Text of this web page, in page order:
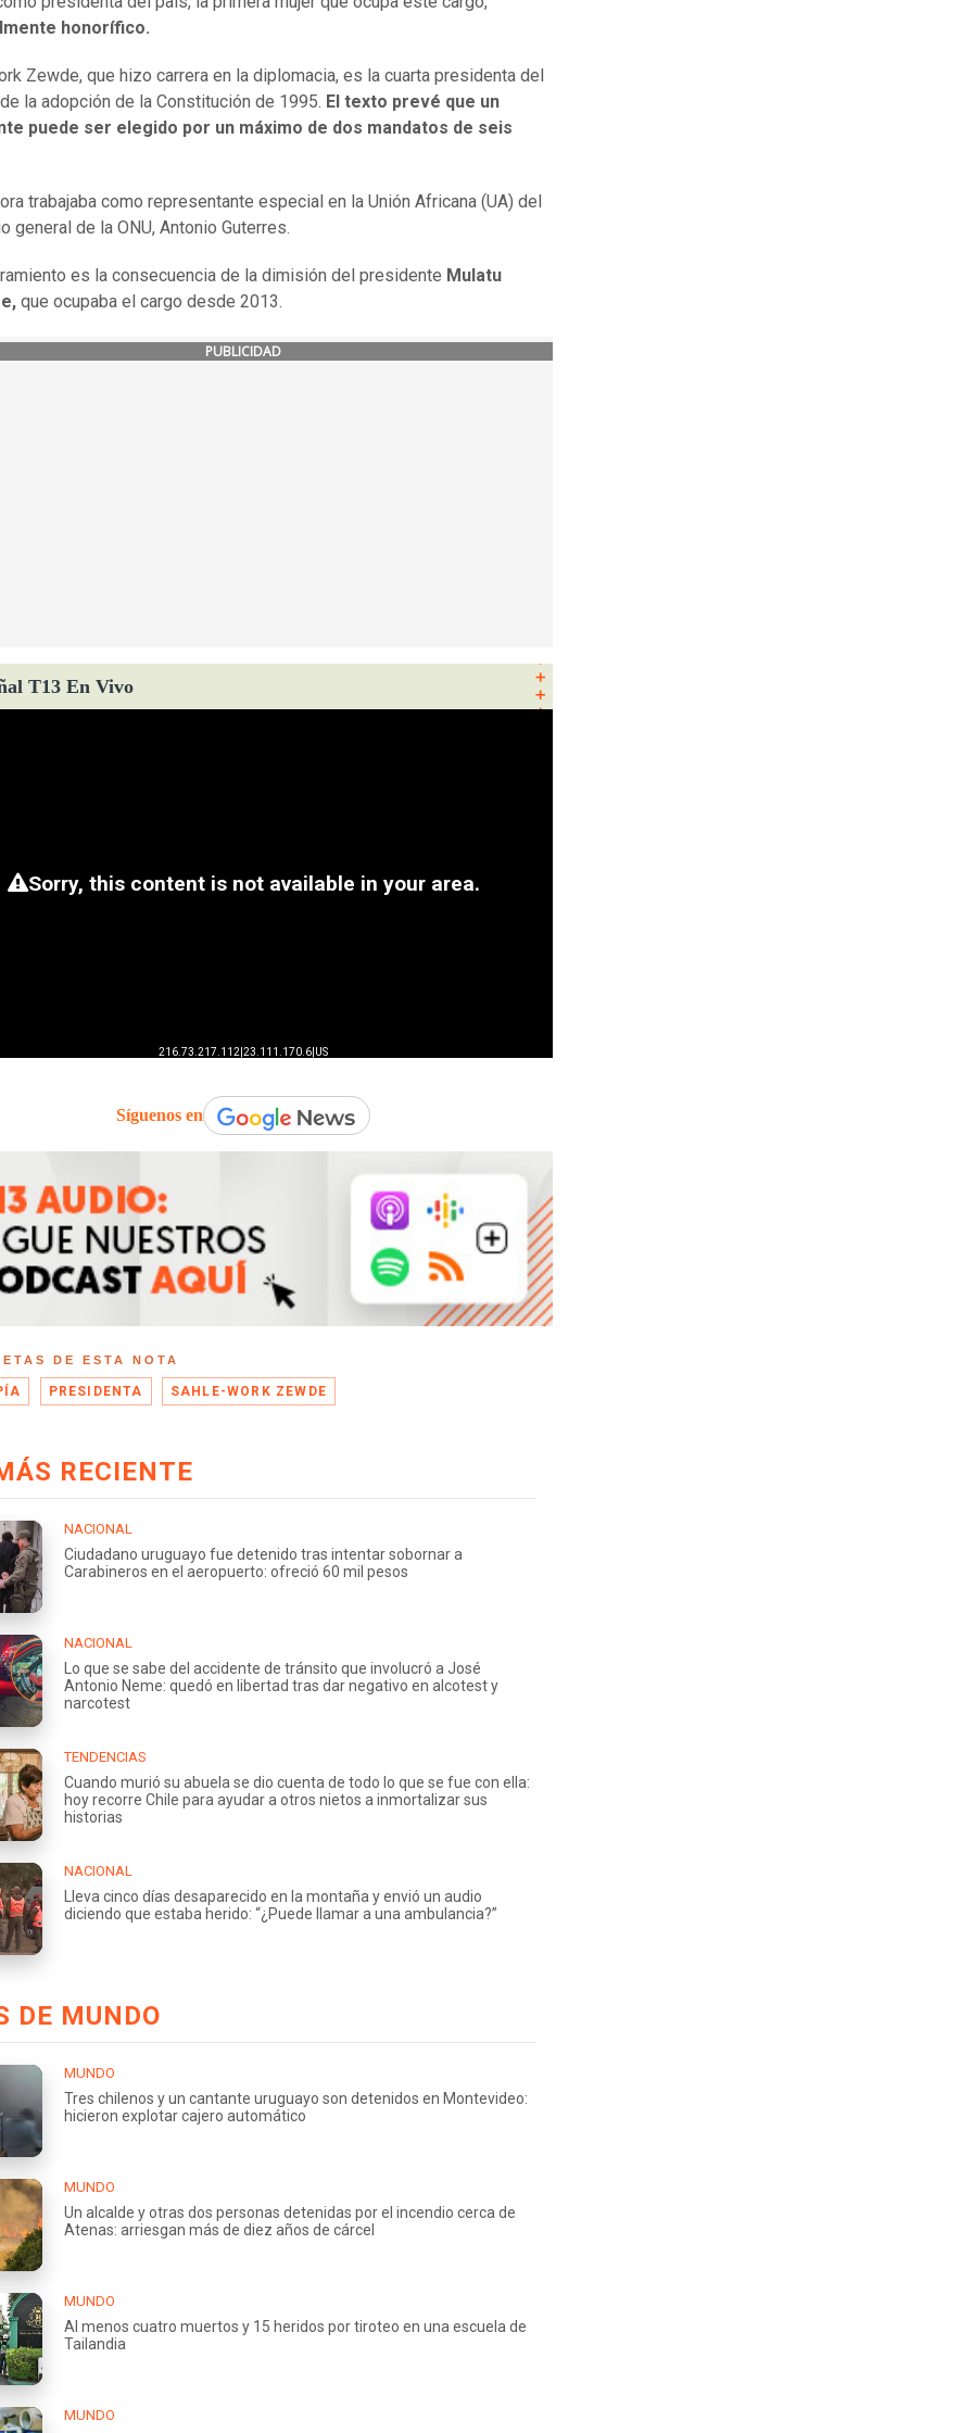
honorífico.
Zewde, que hizo carrera en la diplomacia, es la cuarta presidenta del
la adopción de la Constitución de 1995. El texto prevé que un
puede ser elegido por un máximo de dos mandatos de seis
trabajaba como representante especial en la Unión Africana (UA) del
general de la ONU, Antonio Guterres.
es la consecuencia de la dimisión del presidente Mulatu
que ocupaba el cargo desde 2013.
PUBLICIDAD
T13 En Vivo
Síguenos en
DE ESTA NOTA
PRESIDENTA SAHLE-WORK ZEWDE
RECIENTE
NACIONAL
Ciudadano uruguayo fue detenido tras intentar sobornar a
Carabineros en el aeropuerto: ofreció 60 mil pesos
NACIONAL
Lo que se sabe del accidente de tránsito que involucró a José
Antonio Neme: quedó en libertad tras dar negativo en alcotest y
narcotest
TENDENCIAS
Cuando murió su abuela se dio cuenta de todo lo que se fue con ella:
hoy recorre Chile para ayudar a otros nietos a inmortalizar sus
historias
NACIONAL
Lleva cinco días desaparecido en la montaña y envió un audio
diciendo que estaba herido: “¿Puede llamar a una ambulancia?”
DE MUNDO
MUNDO
Tres chilenos y un cantante uruguayo son detenidos en Montevideo:
hicieron explotar cajero automático
MUNDO
Un alcalde y otras dos personas detenidas por el incendio cerca de
Atenas: arriesgan más de diez años de cárcel
MUNDO
Al menos cuatro muertos y 15 heridos por tiroteo en una escuela de
Tailandia
MUNDO